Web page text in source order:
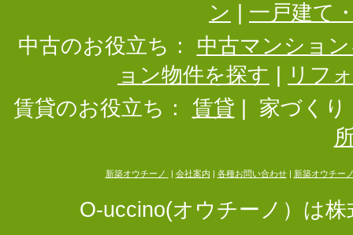
ン
一戸建て
中古のお役立ち：
中古マンショ
ョン物件を探す
リフ
賃貸のお役立ち：
賃貸
家づくり
新築オウチーノ 会社案内 各種お問い合わせ| 新築オウチー
O-uccino(オウチーノ）は